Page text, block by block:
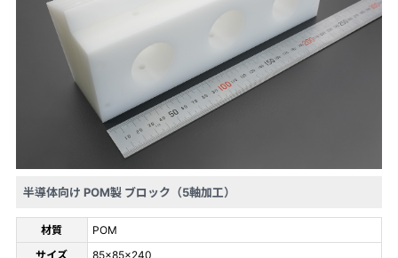
半導体向け POM製 ブロック（5軸加工）
材質
POM
サイズ
85×85×240